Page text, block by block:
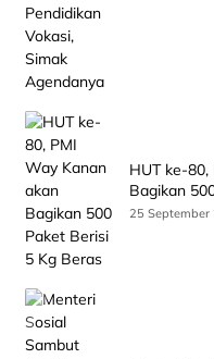
HUT ke-
Bagikan
Beras
25 September